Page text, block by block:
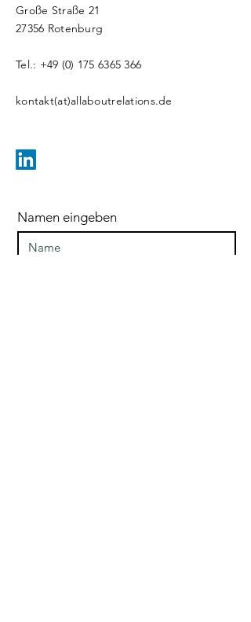
Große Straße 21
27356 Rotenburg
Tel.: +49 (0) 175 6365 366
kontakt(at)allaboutrelations.de
Namen eingeben